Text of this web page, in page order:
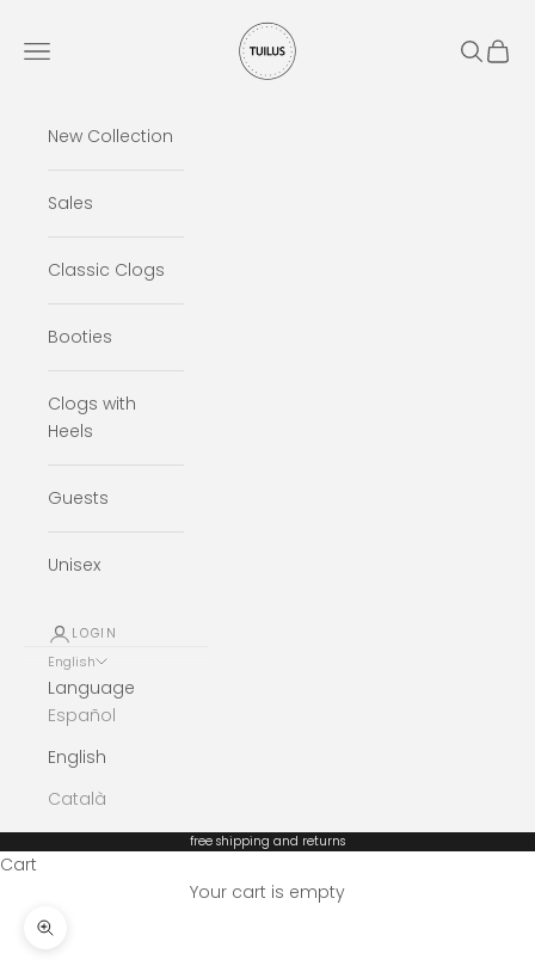
Tuilus Shop
Navigation menu
Search
Cart
New Collection
Sales
Classic Clogs
Booties
Clogs with
Heels
Guests
Unisex
LOGIN
English
Language
Español
English
Català
free shipping and returns
Cart
Your cart is empty
Zoom picture